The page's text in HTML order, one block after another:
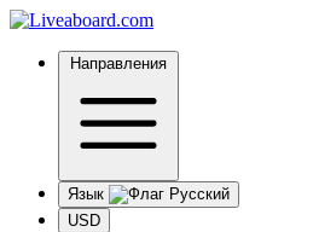
Направления
Язык
USD